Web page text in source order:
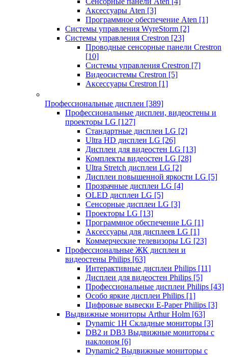
Аксессуары Aten [3]
Программное обеспечение Aten [1]
Системы управления WyreStorm [2]
Системы управления Crestron [23]
Проводные сенсорные панели Crestron
[10]
Системы управления Crestron [7]
Видеосистемы Crestron [5]
Аксессуары Crestron [1]
Профессиональные дисплеи [389]
Профессиональные дисплеи, видеостены и
проекторы LG [127]
Стандартные дисплеи LG [2]
Ultra HD дисплеи LG [26]
Дисплеи для видеостен LG [13]
Комплекты видеостен LG [28]
Ultra Stretch дисплеи LG [2]
Дисплеи повышенной яркости LG [5]
Прозрачные дисплеи LG [4]
OLED дисплеи LG [5]
Сенсорные дисплеи LG [3]
Проекторы LG [13]
Программное обеспечение LG [1]
Аксессуары для дисплеев LG [1]
Коммерческие телевизоры LG [23]
Профессиональные ЖК дисплеи и
видеостены Philips [63]
Интерактивные дисплеи Philips [11]
Дисплеи для видеостен Philips [5]
Профессиональные дисплеи Philips [43]
Особо яркие дисплеи Philips [1]
Цифровые вывески E-Paper Philips [3]
Выдвижные мониторы Arthur Holm [63]
Dynamic 1Н Складные мониторы [3]
DB2 и DB3 Выдвижные мониторы с
наклоном [6]
Dynamic2 Выдвижные мониторы с